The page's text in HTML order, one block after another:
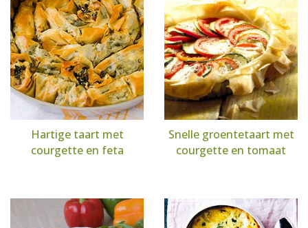
Hartige taart met
courgette en feta
Snelle groentetaart met
courgette en tomaat